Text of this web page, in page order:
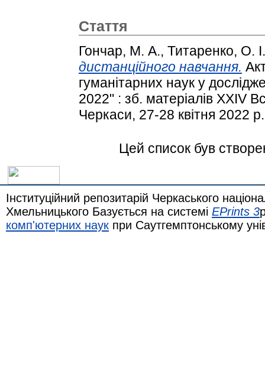
Стаття
Гончар, М. A., Титаренко, О. І.
дистанційного навчання.
гуманітарних наук у
2022" : зб. матеріалів XXIV
Черкаси, 27-28 квітня 2022
Цей список був
Інституційний репозитарій Черкаського
Хмельницького Базується на системі EPrints 3
комп'ютерних наук при Саутгемптонському